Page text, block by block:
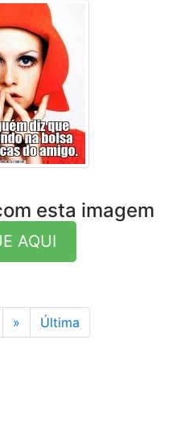
esta imagem
AQUI
»ÚltimaÚltima